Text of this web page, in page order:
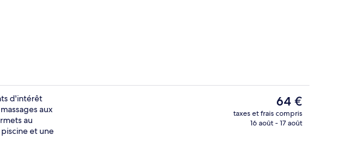
Piscine extérieure, parasols de plage, chaises longues
d'intérêt
aux
au
et une
Le
prix
actuel
64 €
taxes et frais compris
16 août - 17 août